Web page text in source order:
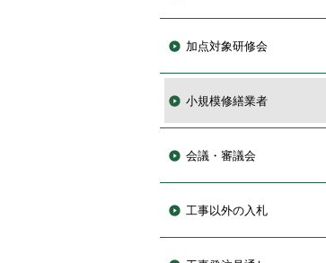
加点対象研修会
小規模修繕業者
会議・審議会
工事以外の入札